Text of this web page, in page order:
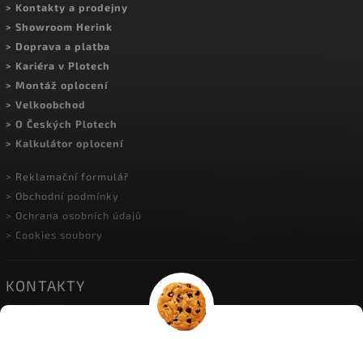
> Kontakty a prodejny
> Showroom Herink
> Doprava a platba
> Kariéra v Plotech
> Montáž oplocení
> Velkoobchod
> O Českých Plotech
> Kalkulátor oplocení
> Reklamační formulář
> Obchodní podmínky
> Ochrana osobních údajů
> Cookies soubory
KONTAKTY
| Do Višňovky 10; 251 01 Herink